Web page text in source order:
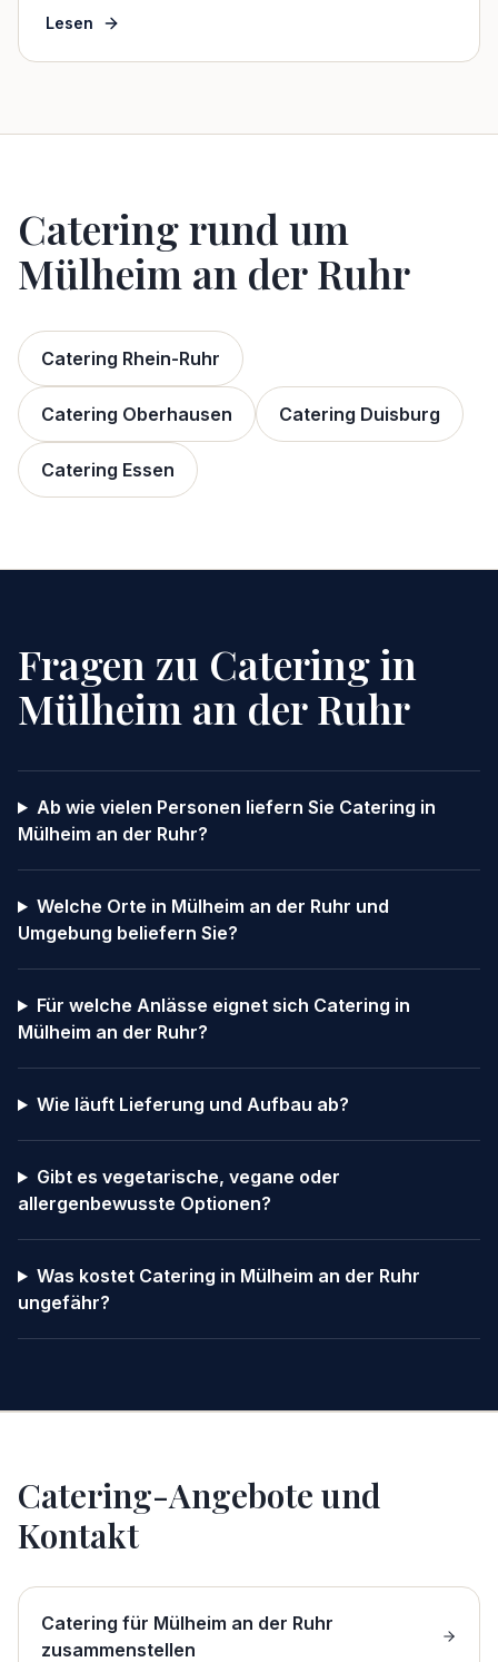
Lesen
Catering rund um
Mülheim an der Ruhr
Catering Rhein-Ruhr
Catering Oberhausen Catering Duisburg
Catering Essen
Fragen zu Catering in
Mülheim an der Ruhr
Ab wie vielen Personen liefern Sie Catering in
Mülheim an der Ruhr?
Welche Orte in Mülheim an der Ruhr und
Umgebung beliefern Sie?
Für welche Anlässe eignet sich Catering in
Mülheim an der Ruhr?
Wie läuft Lieferung und Aufbau ab?
Gibt es vegetarische, vegane oder
allergenbewusste Optionen?
Was kostet Catering in Mülheim an der Ruhr
ungefähr?
Catering-Angebote und
Kontakt
Catering für Mülheim an der Ruhr
zusammenstellen